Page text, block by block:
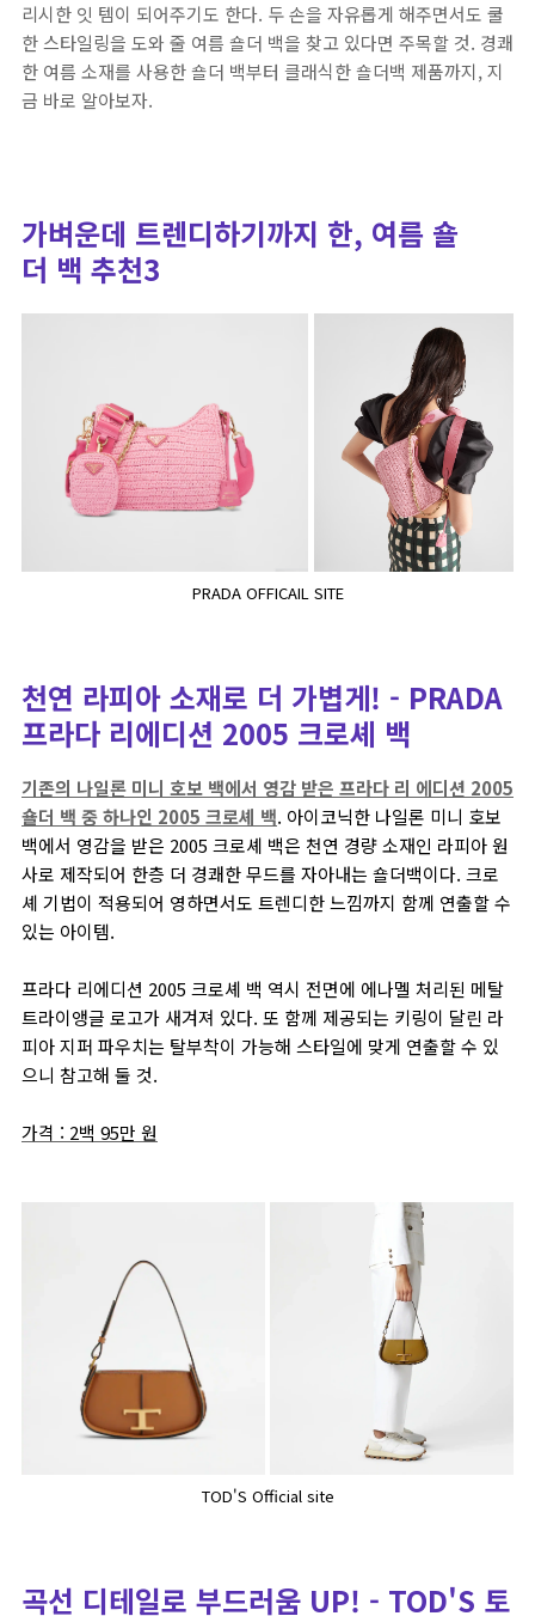
리시한 잇 템이 되어주기도 한다. 두 손을 자유롭게 해주면서도 쿨
한 스타일링을 도와 줄 여름 숄더 백을 찾고 있다면 주목할 것. 경쾌
한 여름 소재를 사용한 숄더 백부터 클래식한 숄더백 제품까지, 지
금 바로 알아보자.
가벼운데 트렌디하기까지 한, 여름 숄
더 백 추천3
PRADA OFFICAIL SITE
천연 라피아 소재로 더 가볍게! - PRADA
프라다 리에디션 2005 크로셰 백
기존의 나일론 미니 호보 백에서 영감 받은 프라다 리 에디션 2005
숄더 백 중 하나인 2005 크로셰 백. 아이코닉한 나일론 미니 호보
백에서 영감을 받은 2005 크로셰 백은 천연 경량 소재인 라피아 원
사로 제작되어 한층 더 경쾌한 무드를 자아내는 숄더백이다. 크로
셰 기법이 적용되어 영하면서도 트렌디한 느낌까지 함께 연출할 수
있는 아이템.
프라다 리에디션 2005 크로셰 백 역시 전면에 에나멜 처리된 메탈
트라이앵글 로고가 새겨져 있다. 또 함께 제공되는 키링이 달린 라
피아 지퍼 파우치는 탈부착이 가능해 스타일에 맞게 연출할 수 있
으니 참고해 둘 것.
가격 : 2백 95만 원
TOD'S Official site
곡선 디테일로 부드러움 UP! - TOD'S 토